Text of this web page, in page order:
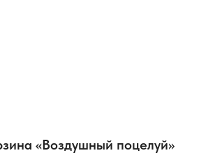
«Воздушный поцелуй»